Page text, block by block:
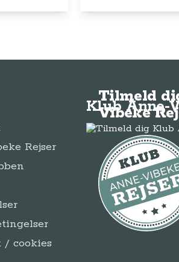
Rejser
cookies
Klub Anne-
Tilmeld
Vibeke